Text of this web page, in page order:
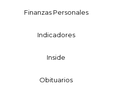
Finanzas Personales
Indicadores
Inside
Obituarios